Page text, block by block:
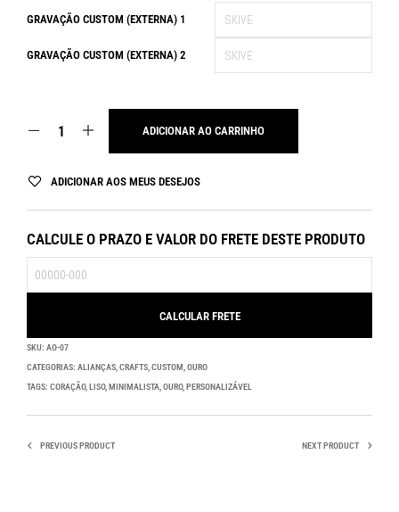
GRAVAÇÃO CUSTOM (EXTERNA) 1
GRAVAÇÃO CUSTOM (EXTERNA) 2
ADICIONAR AO CARRINHO
ADICIONAR AOS MEUS DESEJOS
CALCULE O PRAZO E VALOR DO FRETE DESTE PRODUTO
SKU: AO-07
CATEGORIAS: ALIANÇAS,CRAFTS,CUSTOM,OURO
TAGS: CORAÇÃO, LISO, MINIMALISTA,OURO, PERSONALIZÁVEL
PREVIOUS PRODUCT NEXT PRODUCT